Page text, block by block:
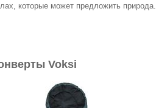
которые может предложить природа.
Voksi